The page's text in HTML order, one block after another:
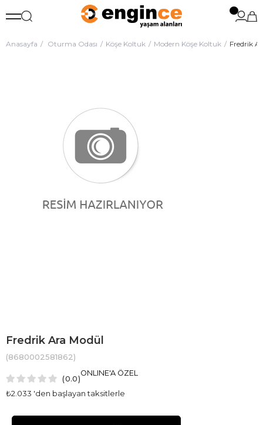
Anasayfa Oturma Odası Köşe Koltuk Modern Köşe Koltuk Fredrik
Fredrik Ara Modül
(8680002581862)
0.0
₺2.033 'den başlayan taksitlerle
ONLINE'A ÖZEL